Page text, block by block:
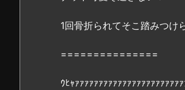
画
や
i
1回骨折られてそこ踏みつけ
===============
ｳﾋｬｧｧｧｧｧｧｧｧｧｧｧｧｧｧｧｧｧｧｧｧ